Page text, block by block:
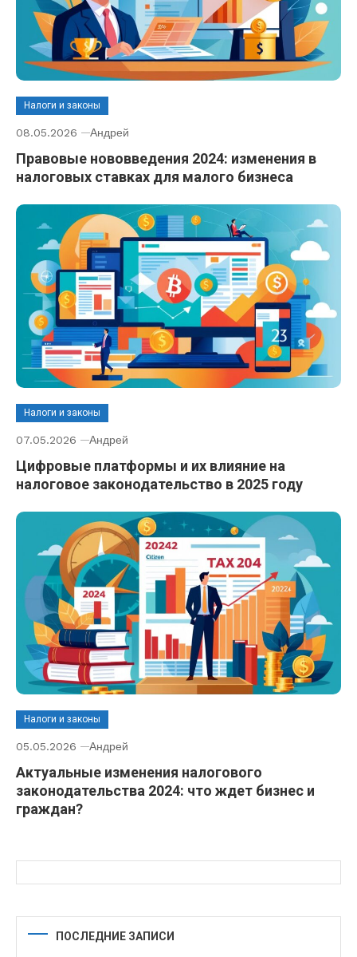
Налоги и законы
08.05.2026 Андрей
Правовые нововведения 2024: изменения в
налоговых ставках для малого бизнеса
Налоги и законы
07.05.2026 Андрей
Цифровые платформы и их влияние на
налоговое законодательство в 2025 году
Налоги и законы
05.05.2026 Андрей
Актуальные изменения налогового
законодательства 2024: что ждет бизнес и
граждан?
ПОСЛЕДНИЕ ЗАПИСИ